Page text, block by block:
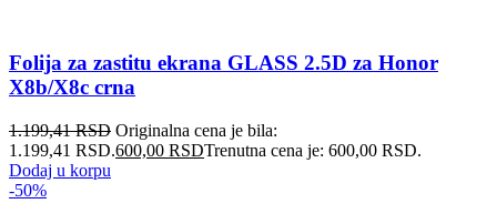
Folija za zastitu ekrana GLASS 2.5D za Honor
X8b/X8c crna
1.199,41RSD Originalna cena je bila:
1.199,41 RSD.600,00 RSDTrenutna cena je: 600,00 RSD.
Dodaj u korpu
-50%